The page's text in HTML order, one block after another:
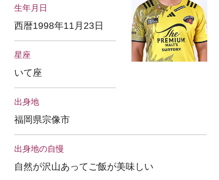
生年月日
西暦1998年11月23日
星座
いて座
出身地
福岡県宗像市
出身地の自慢
自然が沢山あってご飯が美味しい